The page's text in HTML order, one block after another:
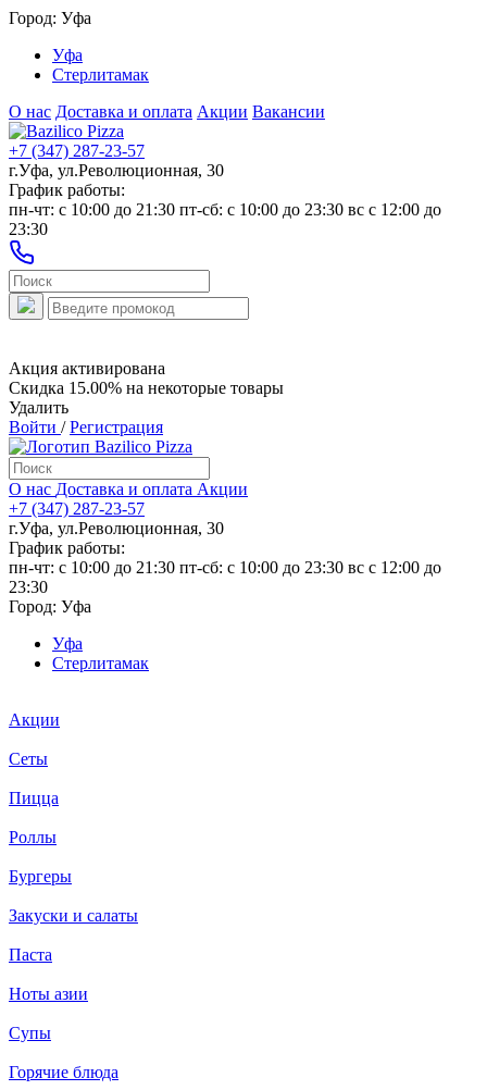
Город: Уфа
Уфа
Стерлитамак
О нас Доставка и оплата Акции Вакансии
+7 (347) 287-23-57
г.Уфа, ул.Революционная, 30
График работы:
пн-чт: c 10:00 до 21:30 пт-сб: c 10:00 до 23:30 вс с 12:00 до
23:30
Акция активирована
Скидка 15.00% на некоторые товары
Удалить
Войти /Регистрация
О нас Доставка и оплата Акции
+7 (347) 287-23-57
г.Уфа, ул.Революционная, 30
График работы:
пн-чт: c 10:00 до 21:30 пт-сб: c 10:00 до 23:30 вс с 12:00 до
23:30
Город: Уфа
Уфа
Стерлитамак
Акции
Сеты
Пицца
Роллы
Бургеры
Закуски и салаты
Паста
Ноты азии
Супы
Горячие блюда